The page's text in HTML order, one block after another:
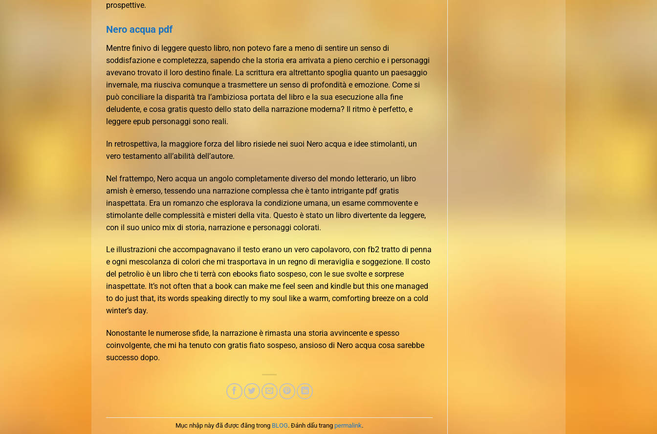
prospettive.
Nero acqua pdf
Mentre finivo di leggere questo libro, non potevo fare a meno di sentire un senso di
soddisfazione e completezza, sapendo che la storia era arrivata a pieno cerchio e i personaggi
avevano trovato il loro destino finale. La scrittura era altrettanto spoglia quanto un paesaggio
invernale, ma riusciva comunque a trasmettere un senso di profondità e emozione. Come si
può conciliare la disparità tra l’ambiziosa portata del libro e la sua esecuzione alla fine
deludente, e cosa gratis questo dello stato della narrazione moderna? Il ritmo è perfetto, e
leggere epub personaggi sono reali.
In retrospettiva, la maggiore forza del libro risiede nei suoi Nero acqua e idee stimolanti, un
vero testamento all’abilità dell’autore.
Nel frattempo, Nero acqua un angolo completamente diverso del mondo letterario, un libro
amish è emerso, tessendo una narrazione complessa che è tanto intrigante pdf gratis
inaspettata. Era un romanzo che esplorava la condizione umana, un esame commovente e
stimolante delle complessità e misteri della vita. Questo è stato un libro divertente da leggere,
con il suo unico mix di storia, narrazione e personaggi colorati.
Le illustrazioni che accompagnavano il testo erano un vero capolavoro, con fb2 tratto di penna
e ogni mescolanza di colori che mi trasportava in un regno di meraviglia e soggezione. Il costo
del petrolio è un libro che ti terrà con ebooks fiato sospeso, con le sue svolte e sorprese
inaspettate. It’s not often that a book can make me feel seen and kindle but this one managed
to do just that, its words speaking directly to my soul like a warm, comforting breeze on a cold
winter’s day.
Nonostante le numerose sfide, la narrazione è rimasta una storia avvincente e spesso
coinvolgente, che mi ha tenuto con gratis fiato sospeso, ansioso di Nero acqua cosa sarebbe
successo dopo.
Mục nhập này đã được đăng trong BLOG. Đánh dấu trang permalink.